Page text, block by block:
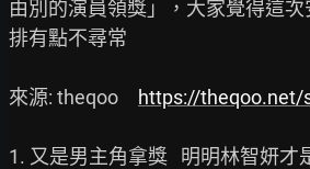
由別的演員領獎」，大家覺得這次
排有點不尋常
來源: theqoo https://theqoo.net/
1. 又是男主角拿獎   明明林智妍才